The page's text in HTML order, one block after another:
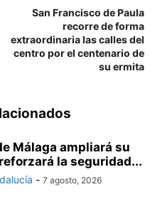
San Francisco de Paula
recorre de forma
extraordinaria las calles del
centro por el centenario de
su ermita
Málaga ampliará su
la seguridad...
- 7 agosto, 2026